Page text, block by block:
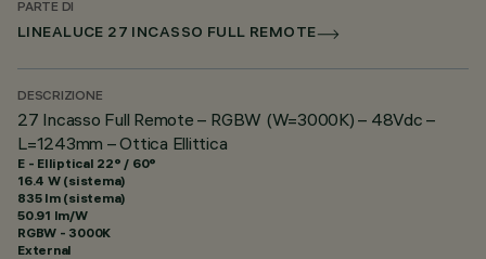
PARTE DI
LINEALUCE 27 INCASSO FULL REMOTE
DESCRIZIONE
27 Incasso Full Remote – RGBW (W=3000K) – 48Vdc –
L=1243mm – Ottica Ellittica
E - Elliptical 22° / 60°
16.4 W (sistema)
835 lm (sistema)
50.91 lm/W
RGBW - 3000K
External